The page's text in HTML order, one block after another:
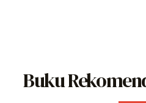
Buku